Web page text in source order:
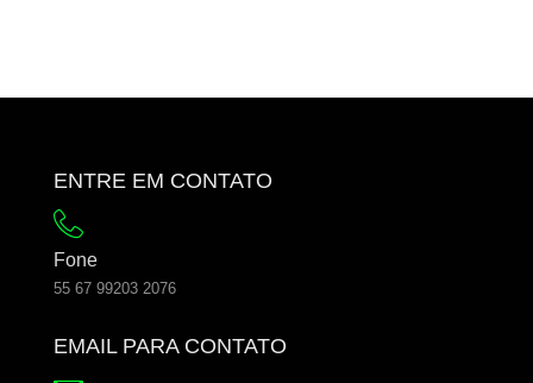
ENTRE EM CONTATO
Fone
55 67 99203 2076
EMAIL PARA CONTATO